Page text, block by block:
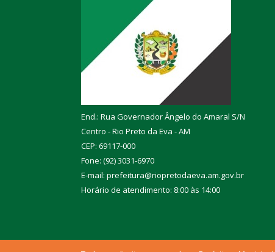
End.: Rua Governador Ângelo do Amaral S/N
Centro - Rio Preto da Eva - AM
CEP: 69117-000
Fone: (92) 3031-6970
E-mail: prefeitura@riopretodaeva.am.gov.br
Horário de atendimento: 8:00 às 14:00